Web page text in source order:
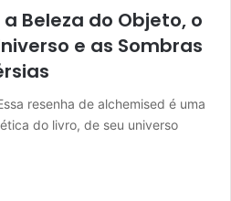
Beleza do Objeto, o
e as Sombras
resenha de alchemised é uma
do livro, de seu universo